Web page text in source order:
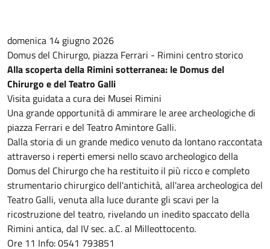
domenica 14 giugno 2026
Domus del Chirurgo, piazza Ferrari - Rimini centro storico
Alla scoperta della Rimini sotterranea: le Domus del
Chirurgo e del Teatro Galli
Visita guidata a cura dei Musei Rimini
Una grande opportunità di ammirare le aree archeologiche di
piazza Ferrari e del Teatro Amintore Galli.
Dalla storia di un grande medico venuto da lontano raccontata
attraverso i reperti emersi nello scavo archeologico della
Domus del Chirurgo che ha restituito il più ricco e completo
strumentario chirurgico dell'antichità, all'area archeologica del
Teatro Galli, venuta alla luce durante gli scavi per la
ricostruzione del teatro, rivelando un inedito spaccato della
Rimini antica, dal IV sec. a.C. al Milleottocento.
Ore 11 Info: 0541 793851